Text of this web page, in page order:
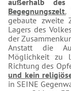
Begegnungszelt.
gebaute zweite
Lagers des
der
Anstatt die
Möglichkeit zu
Richtung des
und kein
in SEINE